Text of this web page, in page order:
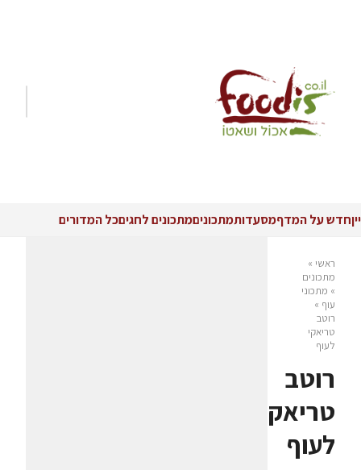
ייןחדש על המדףמסעדותמתכוניםמתכונים לחגיםכל המדורים
ראשי »
מתכונים
» מתכוני
עוף »
רוטב
טריאקי
לעוף
רוטב
טריאקי
לעוף